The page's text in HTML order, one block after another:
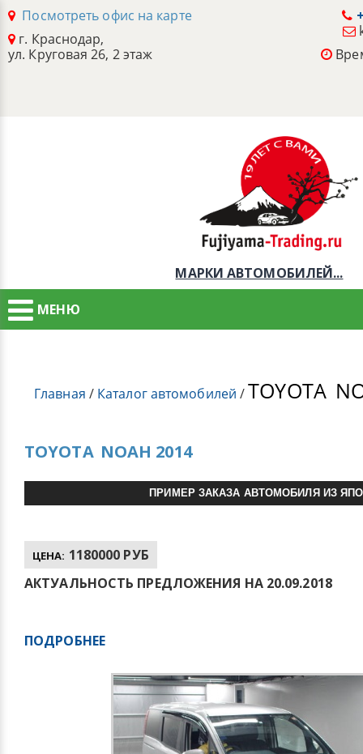
Посмотреть офис на карте
г. Краснодар,
ул. Круговая 26, 2 этаж
МАРКИ АВТОМОБИЛЕЙ...
МЕНЮ
Главная / Каталог автомобилей /TOYOTA
TOYOTA NOAH 2014
ПРИМЕР ЗАКАЗА АВТОМОБИЛЯ ИЗ
ЦЕНА: 1180000 РУБ
АКТУАЛЬНОСТЬ ПРЕДЛОЖЕНИЯ НА 20.09.2018
ПОДРОБНЕЕ